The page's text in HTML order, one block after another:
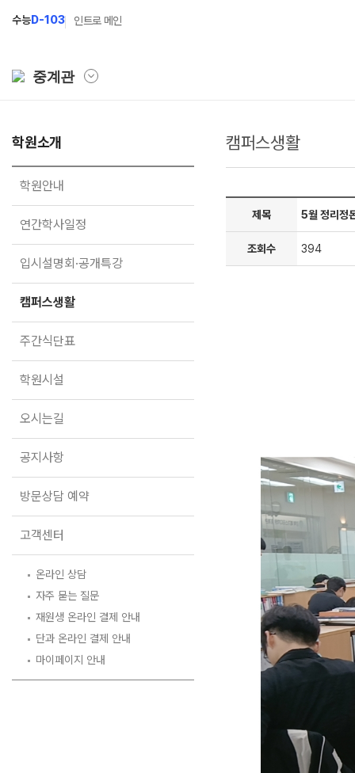
수능D-103 인트로 메인
중계관
학원소개
학원안내
연간학사일정
캠퍼스생활
주간식단표
학원시설
오시는길
공지사항
방문상담 예약
고객센터
온라인 상담
자주 묻는 질문
마이페이지 안내
N Class
2027 파이널 정규반
N
2027 N수 정규반
2027 반수반
학원소개
학원안내
연간학사일정
입시설명회·공개특강
캠퍼스생활
주간식단표
학원시설
오시는길
공지사항
방문상담 예약
고객센터
온라인 상담
자주 묻는 질문
재원생 온라인 결제 안내
단과 온라인 결제 안내
마이페이지 안내
캠퍼스생활
제목 5월 정리정
조회수 394